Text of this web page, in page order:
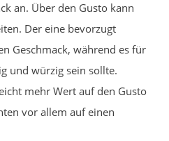
an. Über den Gusto kann
Der eine bevorzugt
Geschmack, während es für
und würzig sein sollte.
mehr Wert auf den Gusto
vor allem auf einen